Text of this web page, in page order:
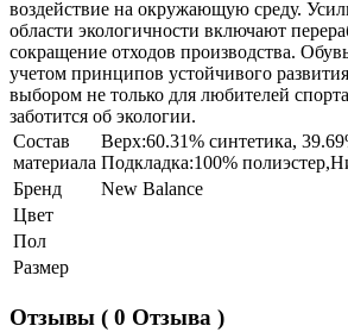
воздействие на окружающую среду.
области экологичности включают
сокращение отходов производства.
учетом принципов устойчивого
выбором не только для любителей
заботится об экологии.
Состав
материала
Верх:60.31% синтетика,
Подкладка:100%
Бренд
New Balance
Цвет
Пол
Размер
Отзывы ( 0 Отзыва )